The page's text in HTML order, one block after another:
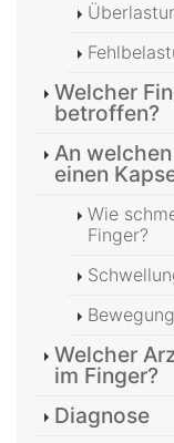
Welcher
betroffen?
An
einen
Wie
Finger?
Welcher
im Finger?
Diagnose